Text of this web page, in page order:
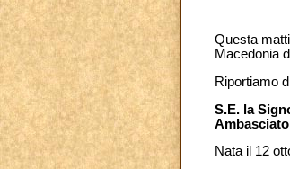
Questa
Macedonia
Riportiamo
S.E. la
Nata il 12